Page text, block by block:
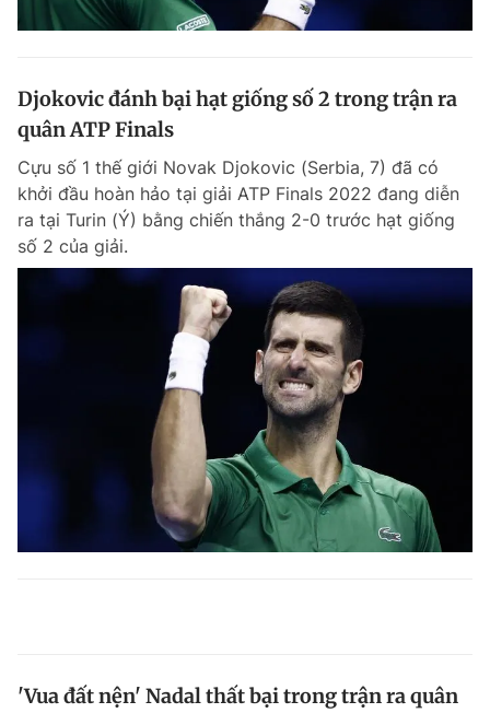
Djokovic đánh bại hạt giống số 2 trong trận ra
quân ATP Finals
Cựu số 1 thế giới Novak Djokovic (Serbia, 7) đã có
khởi đầu hoàn hảo tại giải ATP Finals 2022 đang diễn
ra tại Turin (Ý) bằng chiến thắng 2-0 trước hạt giống
số 2 của giải.
'Vua đất nện' Nadal thất bại trong trận ra quân